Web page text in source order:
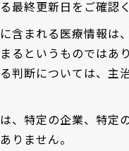
最終更新日をご確認
含まれる医療情報は
るというものではあ
判断については、主
、特定の企業、特定
りません。